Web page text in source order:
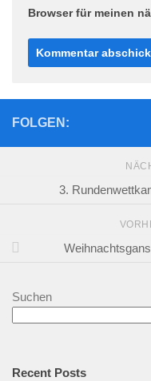
Browser für meinen
FOLGEN:
3.
Suchen
Recent Posts